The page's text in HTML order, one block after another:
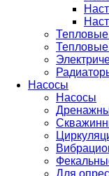
Насосы
Насосы